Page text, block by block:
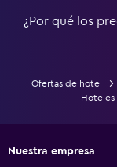
¿Por qué los
Ofertas de hotel
Hoteles
Nuestra empresa